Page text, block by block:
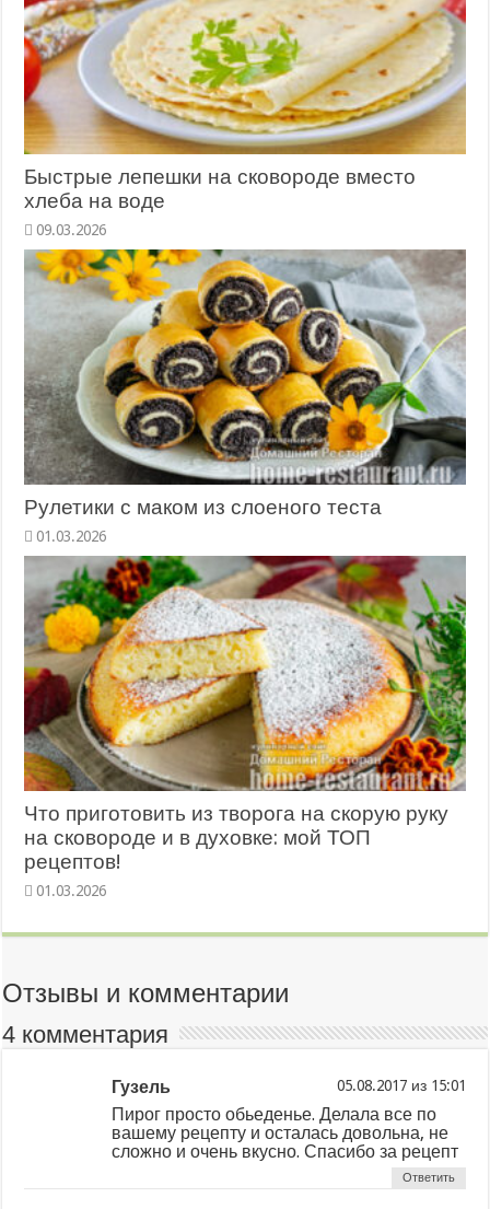
Быстрые лепешки на сковороде вместо
хлеба на воде
09.03.2026
Рулетики с маком из слоеного теста
01.03.2026
Что приготовить из творога на скорую руку
на сковороде и в духовке: мой ТОП
рецептов!
01.03.2026
Отзывы и комментарии
4 комментария
Гузель из
Пирог просто обьеденье. Делала все по
вашему рецепту и осталась довольна, не
сложно и очень вкусно. Спасибо за рецепт
Ответить